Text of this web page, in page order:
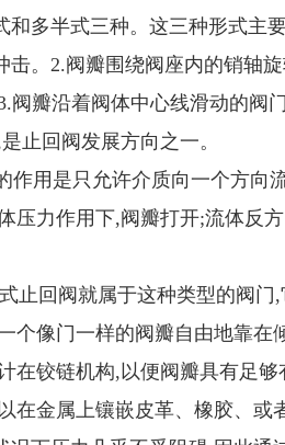
和多半式三种。这三种形式主
击。2.阀瓣围绕阀座内的销轴
阀瓣沿着阀体中心线滑动的阀
止回阀发展方向之一。
用是只允许介质向一个方向
压力作用下,阀瓣打开;流体反
止回阀就属于这种类型的阀门
个像门一样的阀瓣自由地靠
在铰链机构,以便阀瓣具有足
在金属上镶嵌皮革、橡胶、